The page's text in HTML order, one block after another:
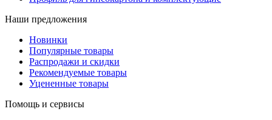
Наши предложения
Новинки
Популярные товары
Распродажи и скидки
Рекомендуемые товары
Уцененные товары
Помощь и сервисы